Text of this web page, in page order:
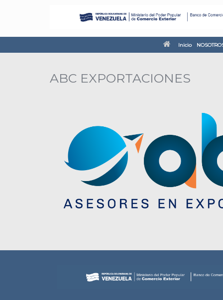
Inicio
ABC EXPORTACIONES